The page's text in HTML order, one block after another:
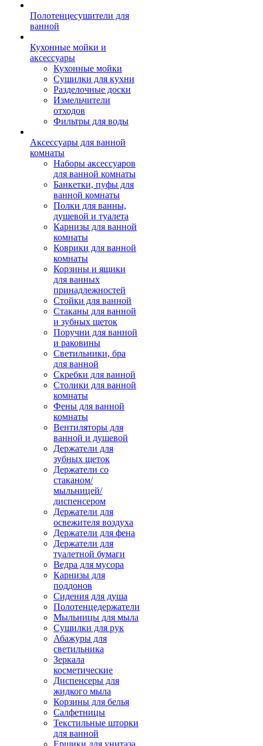
Полотенцесушители для
ванной
Кухонные мойки и
аксессуары
Кухонные мойки
Сушилки для кухни
Разделочные доски
Измельчители
отходов
Фильтры для воды
Аксессуары для ванной
комнаты
Наборы аксессуаров
для ванной комнаты
Банкетки, пуфы для
ванной комнаты
Полки для ванны,
душевой и туалета
Карнизы для ванной
комнаты
Коврики для ванной
комнаты
Корзины и ящики
для ванных
принадлежностей
Стойки для ванной
Стаканы для ванной
и зубных щеток
Поручни для ванной
и раковины
Светильники, бра
для ванной
Скребки для ванной
Столики для ванной
комнаты
Фены для ванной
комнаты
Вентиляторы для
ванной и душевой
Держатели для
зубных щеток
Держатели со
стаканом/
мыльницей/
диспенсером
Держатели для
освежителя воздуха
Держатели для фена
Держатели для
туалетной бумаги
Ведра для мусора
Карнизы для
поддонов
Сидения для душа
Полотенцедержатели
Мыльницы для мыла
Сушилки для рук
Абажуры для
светильника
Зеркала
косметические
Диспенсеры для
жидкого мыла
Корзины для белья
Салфетницы
Текстильные шторки
для ванной
Ершики для унитаза